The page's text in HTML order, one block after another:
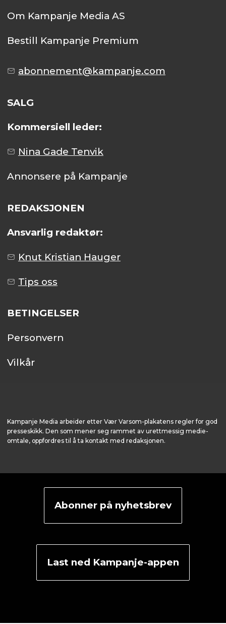
Om Kampanje Media AS
Bestill Kampanje Premium
abonnement@kampanje.com
SALG
Kommersiell leder:
Nina Gade Tenvik
Annonsere på Kampanje
REDAKSJONEN
Ansvarlig redaktør:
Knut Kristian Hauger
Tips oss
BETINGELSER
Personvern
Vilkår
Kampanje Media arbeider etter Vær Varsom-plakatens regler for god
presseskikk. Den som mener seg rammet av urettmessig medie­
omtale, oppfordres til å ta kontakt med redaksjonen.
Abonner på nyhetsbrev
Last ned Kampanje-appen